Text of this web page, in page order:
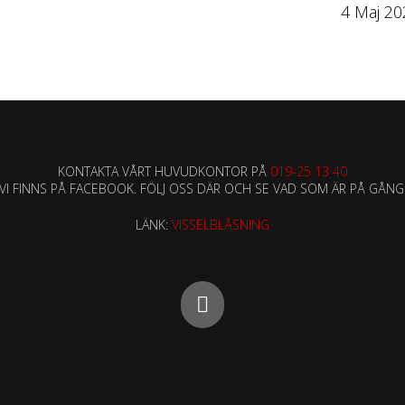
4 Maj
KONTAKTA VÅRT HUVUDKONTOR PÅ 019-25 13 40
VI FINNS PÅ FACEBOOK. FÖLJ OSS DÄR OCH SE VAD SOM ÄR PÅ
LÄNK: VISSELBLÅSNING